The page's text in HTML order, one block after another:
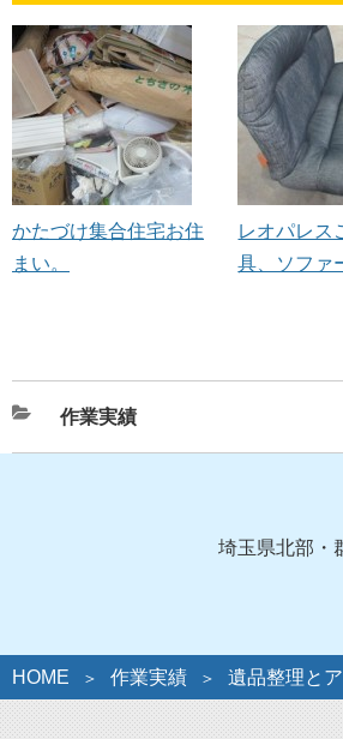
かたづけ集合住宅お住
まい。
レオパレス
具、ソファ
カ
テ
作業実績
埼玉県北部・
HOME 作業実績 遺品整理と